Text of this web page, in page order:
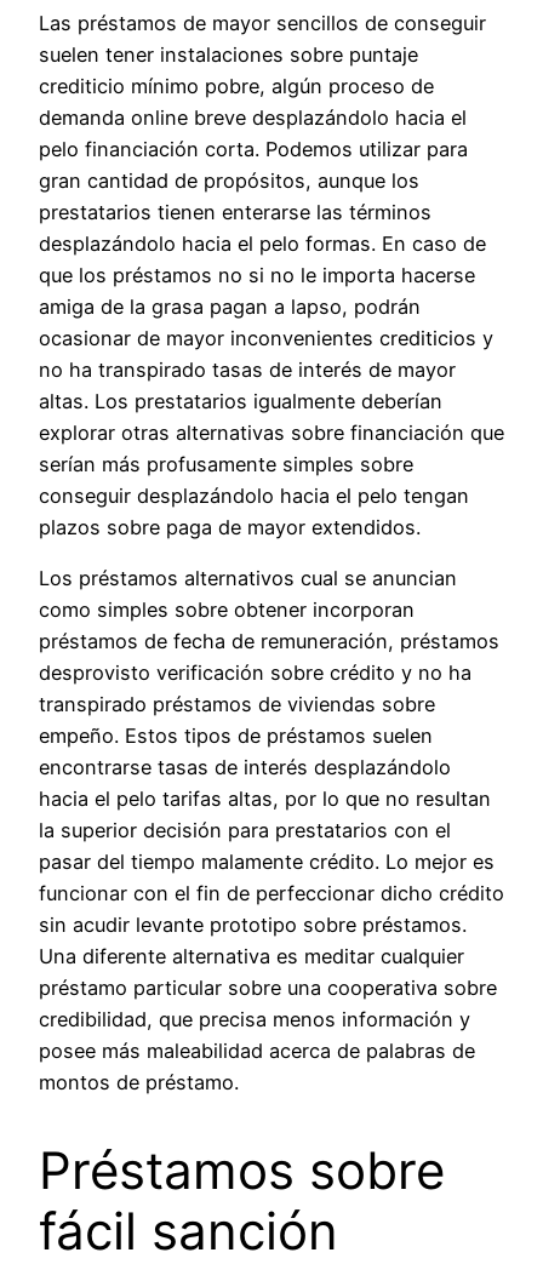
Las préstamos de mayor sencillos de conseguir
suelen tener instalaciones sobre puntaje
crediticio mínimo pobre, algún proceso de
demanda online breve desplazándolo hacia el
pelo financiación corta. Podemos utilizar para
gran cantidad de propósitos, aunque los
prestatarios tienen enterarse las términos
desplazándolo hacia el pelo formas. En caso de
que los préstamos no si no le importa hacerse
amiga de la grasa pagan a lapso, podrán
ocasionar de mayor inconvenientes crediticios y
no ha transpirado tasas de interés de mayor
altas. Los prestatarios igualmente deberían
explorar otras alternativas sobre financiación que
serían más profusamente simples sobre
conseguir desplazándolo hacia el pelo tengan
plazos sobre paga de mayor extendidos.
Los préstamos alternativos cual se anuncian
como simples sobre obtener incorporan
préstamos de fecha de remuneración, préstamos
desprovisto verificación sobre crédito y no ha
transpirado préstamos de viviendas sobre
empeño. Estos tipos de préstamos suelen
encontrarse tasas de interés desplazándolo
hacia el pelo tarifas altas, por lo que no resultan
la superior decisión para prestatarios con el
pasar del tiempo malamente crédito. Lo mejor es
funcionar con el fin de perfeccionar dicho crédito
sin acudir levante prototipo sobre préstamos.
Una diferente alternativa es meditar cualquier
préstamo particular sobre una cooperativa sobre
credibilidad, que precisa menos información y
posee más maleabilidad acerca de palabras de
montos de préstamo.
Préstamos sobre
fácil sanción